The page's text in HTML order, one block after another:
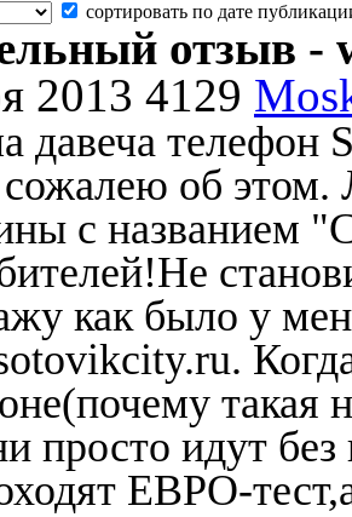
сортировать по дате
отзыв -
2013 4129
давеча телефон
сожалею об этом.
с названием
как было у
такая
просто идут
ЕВРО-